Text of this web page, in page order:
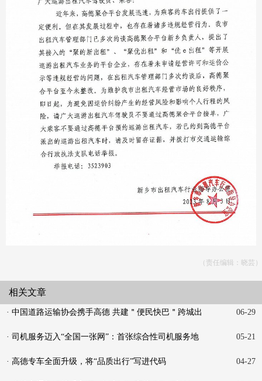
（责任编辑：晓芸）
相关文章
· 中国道路运输协会携手高德 共建＂便民快巴＂跨城出
06-29
· 司机服务迈入“全国一张网”：首张综合性司机服务地
05-21
· 高德专车全面升级，将“品质出行”写进代码 04-27